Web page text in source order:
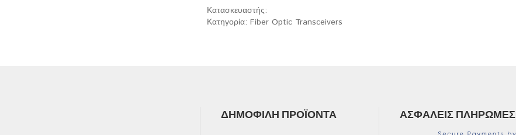
Κατασκευαστής:
Κατηγορία: Fiber Optic Transceivers
ΔΗΜΟΦΙΛΉ ΠΡΟΪΌΝΤΑ ΑΣΦΑΛΕΊΣ ΠΛΗΡΩΜΈΣ